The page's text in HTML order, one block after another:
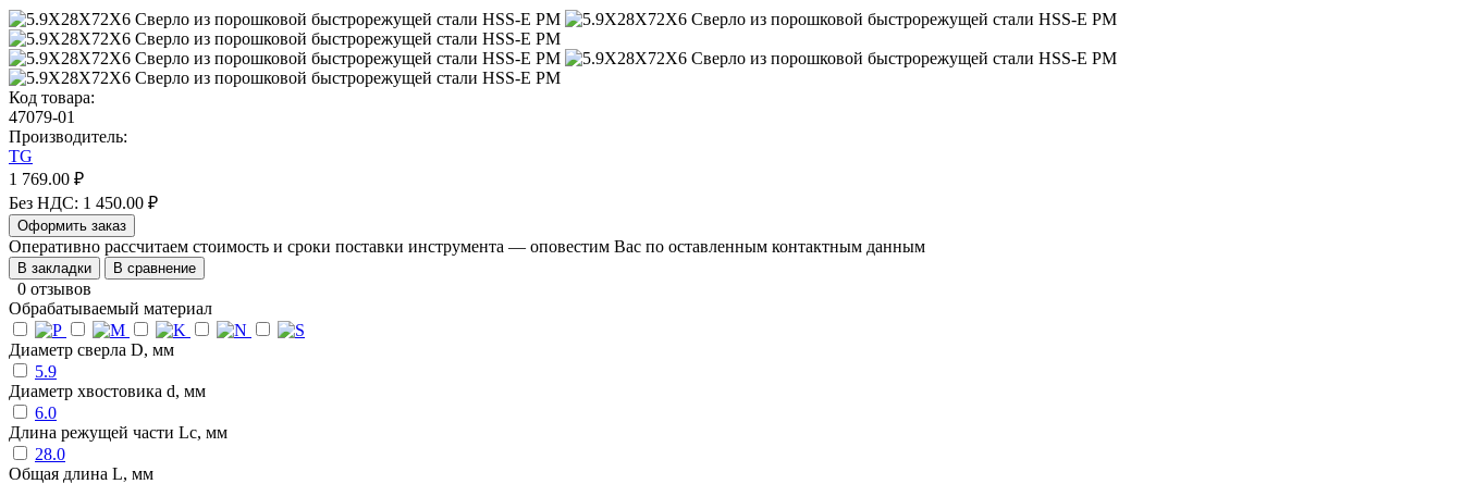
Код товара:
47079-01
Производитель:
TG
1 769.00 ₽
Без НДС: 1 450.00 ₽
Оформить заказ
Оперативно рассчитаем стоимость и сроки поставки инструмента — оповестим Вас по оставленным контактным данным
В закладки В сравнение
0 отзывов
Обрабатываемый материал
Диаметр сверла D, мм
5.9
Диаметр хвостовика d, мм
6.0
Длина режущей части Lc, мм
28.0
Общая длина L, мм